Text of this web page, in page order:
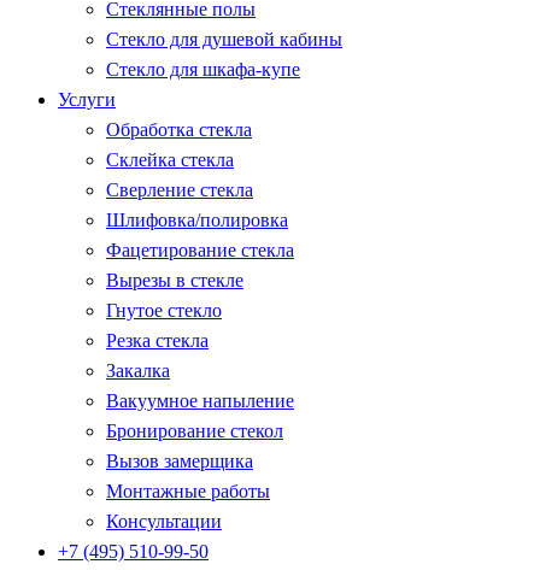
Стеклянные полы
Стекло для душевой кабины
Стекло для шкафа-купе
Услуги
Обработка стекла
Склейка стекла
Сверление стекла
Шлифовка/полировка
Фацетирование стекла
Вырезы в стекле
Гнутое стекло
Резка стекла
Закалка
Вакуумное напыление
Бронирование стекол
Вызов замерщика
Монтажные работы
Консультации
+7 (495) 510-99-50